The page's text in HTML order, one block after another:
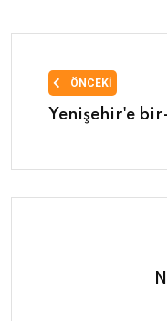
ÖNCEKI
Yenişehir'e